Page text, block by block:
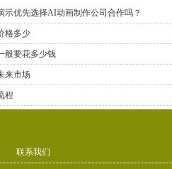
示优先选择AI动画制作公司合作吗？
格多少
般要花多少钱
来市场
程
联系我们